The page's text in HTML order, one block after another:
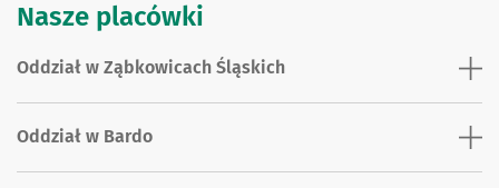
Nasze placówki
Oddział w Ząbkowicach Śląskich
Oddział w Bardo